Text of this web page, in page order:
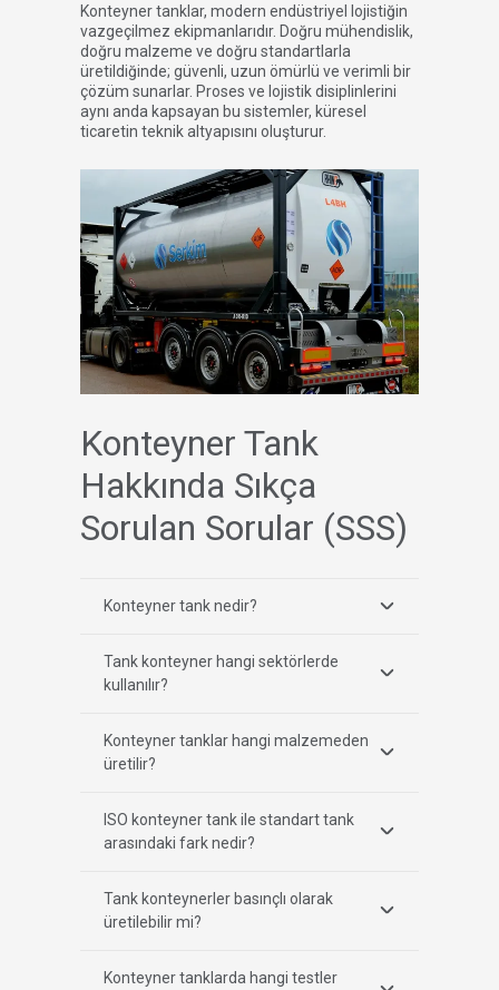
Konteyner tanklar, modern endüstriyel lojistiğin
vazgeçilmez ekipmanlarıdır. Doğru mühendislik,
doğru malzeme ve doğru standartlarla
üretildiğinde; güvenli, uzun ömürlü ve verimli bir
çözüm sunarlar. Proses ve lojistik disiplinlerini
aynı anda kapsayan bu sistemler, küresel
ticaretin teknik altyapısını oluşturur.
Konteyner Tank
Hakkında Sıkça
Sorulan Sorular (SSS)
Konteyner tank nedir?
Tank konteyner hangi sektörlerde
kullanılır?
Konteyner tanklar hangi malzemeden
üretilir?
ISO konteyner tank ile standart tank
arasındaki fark nedir?
Tank konteynerler basınçlı olarak
üretilebilir mi?
Konteyner tanklarda hangi testler